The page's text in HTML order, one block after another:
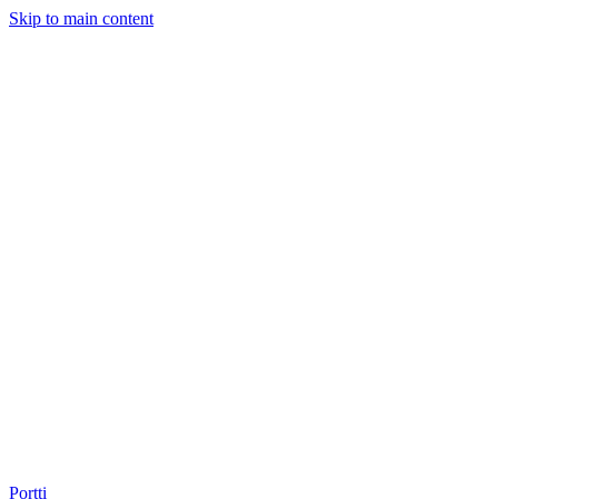
Skip to main content
Portti